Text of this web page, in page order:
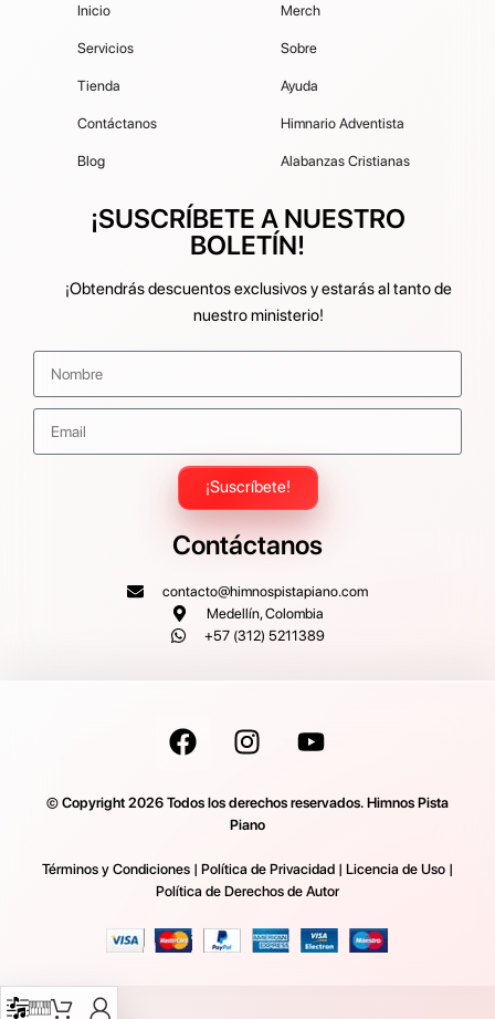
Inicio
Servicios
Tienda
Contáctanos
Blog
Merch
Sobre
Ayuda
Himnario Adventista
Alabanzas Cristianas
¡SUSCRÍBETE A NUESTRO
BOLETÍN!
¡Obtendrás descuentos exclusivos y estarás al tanto de
nuestro ministerio!
¡Suscríbete!
Contáctanos
contacto@himnospistapiano.com
Medellín, Colombia
+57 (312) 5211389
© Copyright 2026 Todos los derechos reservados. Himnos Pista
Piano
Términos y Condiciones| Política de Privacidad| Licencia de Uso|
Política de Derechos de Autor